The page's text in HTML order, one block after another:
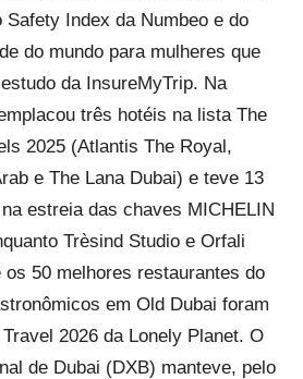
Safety Index da Numbeo e do
do mundo para mulheres que
da InsureMyTrip. Na
três hotéis na lista The
2025 (Atlantis The Royal,
e The Lana Dubai) e teve 13
estreia das chaves MICHELIN
Trèsind Studio e Orfali
os 50 melhores restaurantes do
em Old Dubai foram
2026 da Lonely Planet. O
de Dubai (DXB) manteve, pelo